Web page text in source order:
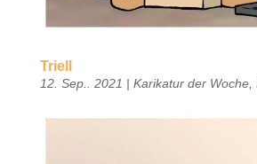
Triell
12. Sep.. 2021 | Karikatur der Woche,